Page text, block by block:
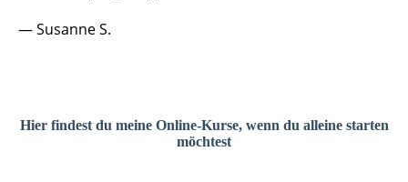
— Susanne S.
Hier findest du meine Online-Kurse, wenn du alleine starten
möchtest